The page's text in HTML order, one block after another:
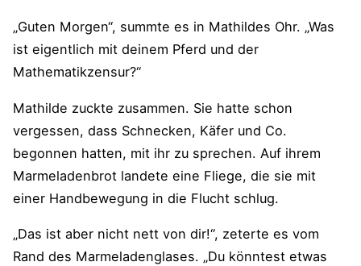
„Guten Morgen“, summte es in Mathildes Ohr. „Was
ist eigentlich mit deinem Pferd und der
Mathematikzensur?“
Mathilde zuckte zusammen. Sie hatte schon
vergessen, dass Schnecken, Käfer und Co.
begonnen hatten, mit ihr zu sprechen. Auf ihrem
Marmeladenbrot landete eine Fliege, die sie mit
einer Handbewegung in die Flucht schlug.
„Das ist aber nicht nett von dir!“, zeterte es vom
Rand des Marmeladenglases. „Du könntest etwas